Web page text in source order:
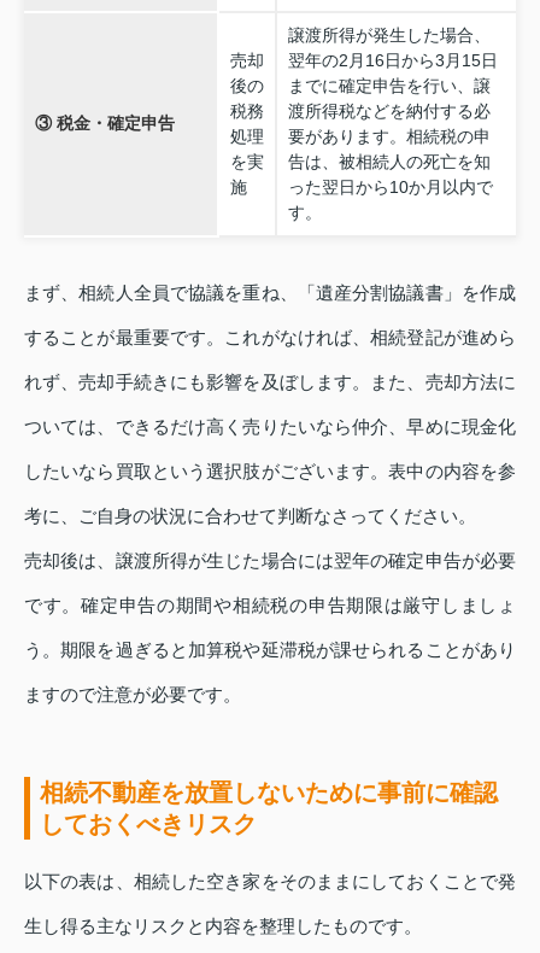
③ 税金・確定申告
売却
後の
税務
処理
を実
施
譲渡所得が発生した場合、
翌年の2月16日から3月15日
までに確定申告を行い、譲
渡所得税などを納付する必
要があります。相続税の申
告は、被相続人の死亡を知
った翌日から10か月以内で
す。
まず、相続人全員で協議を重ね、「遺産分割協議書」を作成
することが最重要です。これがなければ、相続登記が進めら
れず、売却手続きにも影響を及ぼします。また、売却方法に
ついては、できるだけ高く売りたいなら仲介、早めに現金化
したいなら買取という選択肢がございます。表中の内容を参
考に、ご自身の状況に合わせて判断なさってください。
売却後は、譲渡所得が生じた場合には翌年の確定申告が必要
です。確定申告の期間や相続税の申告期限は厳守しましょ
う。期限を過ぎると加算税や延滞税が課せられることがあり
ますので注意が必要です。
相続不動産を放置しないために事前に確認
しておくべきリスク
以下の表は、相続した空き家をそのままにしておくことで発
生し得る主なリスクと内容を整理したものです。